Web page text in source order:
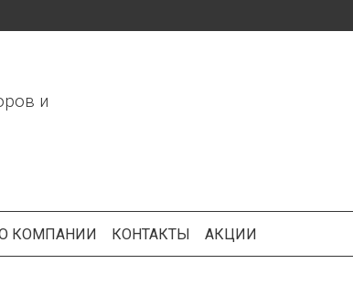
и
КОМПАНИИ КОНТАКТЫ АКЦИИ